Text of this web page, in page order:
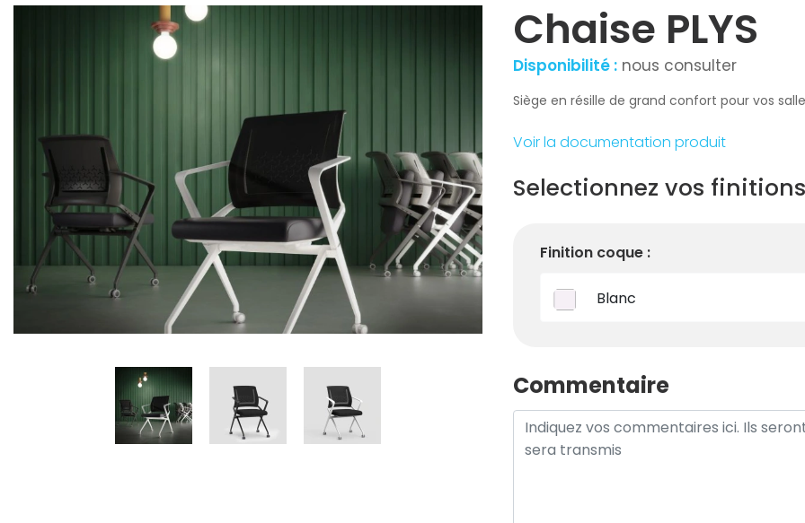
Chaise PLYS
Disponibilité :nous consulter
Siège en résille de grand confort pour vos
Voir la documentation produit
Selectionnez vos finitions
Finition coque :
Blanc
Commentaire